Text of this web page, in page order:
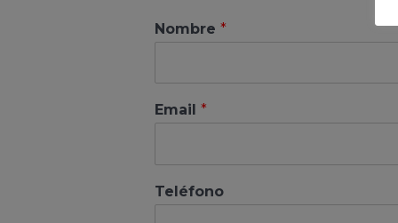
Nombre *
Email *
Teléfono